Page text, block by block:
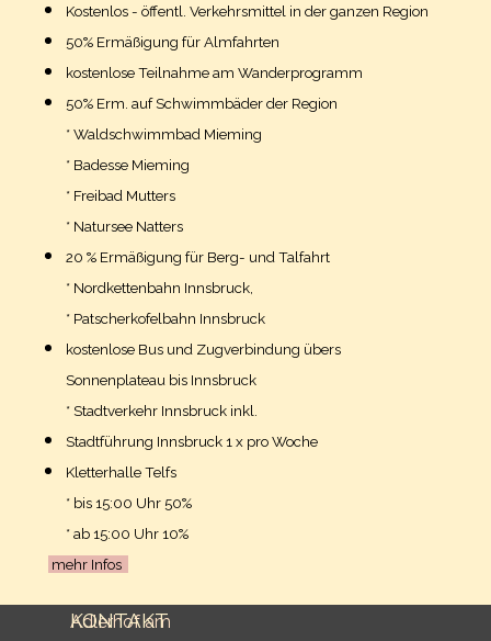
Kostenlos - öffentl. Verkehrsmittel in der ganzen Region
50% Ermäßigung für Almfahrten
kostenlose Teilnahme am Wanderprogramm
50% Erm. auf Schwimmbäder der Region
* Waldschwimmbad Mieming
* Badesse Mieming
* Freibad Mutters
* Natursee Natters
20 % Ermäßigung für Berg- und Talfahrt
* Nordkettenbahn Innsbruck,
* Patscherkofelbahn Innsbruck
kostenlose Bus und Zugverbindung übers
Sonnenplateau bis Innsbruck
* Stadtverkehr Innsbruck inkl.
Stadtführung Innsbruck 1 x pro Woche
Kletterhalle Telfs
* bis 15:00 Uhr 50%
* ab 15:00 Uhr 10%
mehr Infos
Adlerhof am
KONTAKT